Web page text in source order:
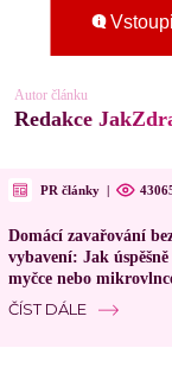
Autor článku
Redakce
PR články |
Domácí zavařování
vybavení: Jak
myčce nebo
ČÍST DÁLE